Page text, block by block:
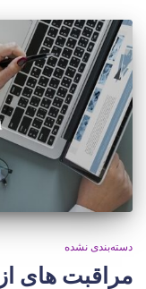
دسته‌بندی نشده
مراقبت های